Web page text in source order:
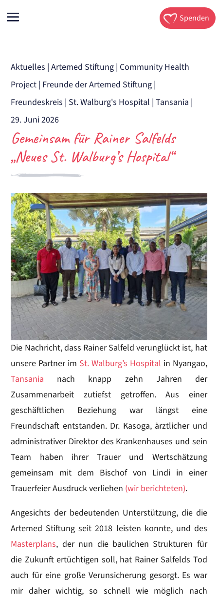
Spenden
Aktuelles |Artemed Stiftung | Community Health
Project | Freunde der Artemed Stiftung |
Freundeskreis | St. Walburg's Hospital |Tansania |
29. Juni 2026
Gemeinsam für Rainer Salfelds
„Neues St. Walburg’s Hospital“
Die Nachricht, dass Rainer Salfeld verunglückt ist, hat
unsere Partner im St. Walburg’s Hospital in Nyangao,
Tansania nach knapp zehn Jahren der
Zusammenarbeit zutiefst getroffen. Aus einer
geschäftlichen Beziehung war längst eine
Freundschaft entstanden. Dr. Kasoga, ärztlicher und
administrativer Direktor des Krankenhauses und sein
Team haben ihrer Trauer und Wertschätzung
gemeinsam mit dem Bischof von Lindi in einer
Trauerfeier Ausdruck verliehen (wir berichteten).
Angesichts der bedeutenden Unterstützung, die die
Artemed Stiftung seit 2018 leisten konnte, und des
Masterplans, der nun die baulichen Strukturen für
die Zukunft ertüchtigen soll, hat Rainer Salfelds Tod
auch für eine große Verunsicherung gesorgt. Es war
mir daher wichtig, so schnell wie möglich nach